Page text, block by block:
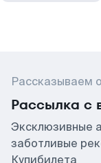
Рассказываем
Рассылка с
Эксклюзивные
заботливые
Купибилета